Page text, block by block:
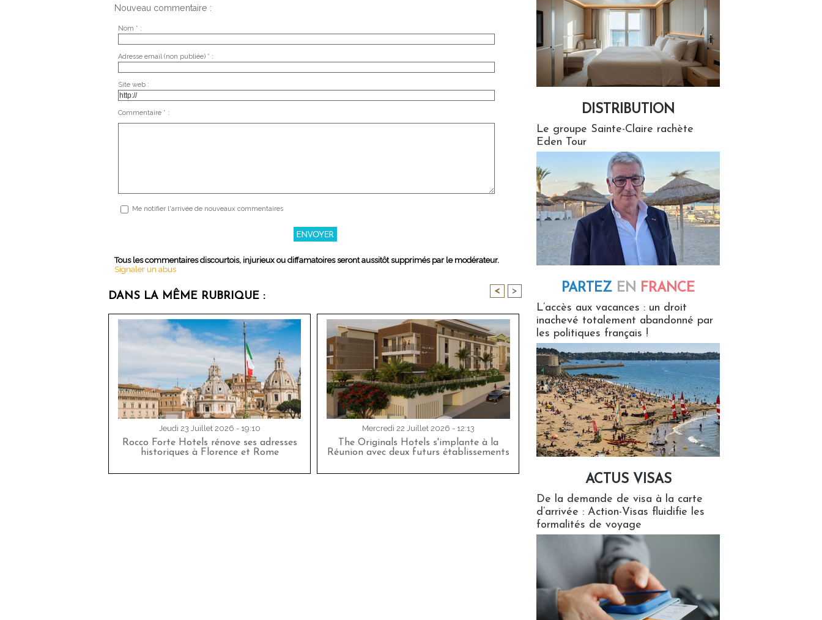
Nouveau commentaire :
Nom * :
Adresse email (non publiée) * :
Site web :
Commentaire * :
Me notifier l'arrivée de nouveaux commentaires
Tous les commentaires discourtois, injurieux ou diffamatoires seront aussitôt supprimés par le modérateur.
Signaler un abus
DANS LA MÊME RUBRIQUE : < >
Jeudi 23 Juillet 2026 - 19:10
Rocco Forte Hotels rénove ses adresses
historiques à Florence et Rome
Mercredi 22 Juillet 2026 - 12:13
The Originals Hotels s'implante à la
Réunion avec deux futurs établissements
DISTRIBUTION
Le groupe Sainte-Claire rachète
Eden Tour
PARTEZ EN FRANCE
L’accès aux vacances : un droit
inachevé totalement abandonné par
les politiques français !
ACTUS VISAS
De la demande de visa à la carte
d’arrivée : Action-Visas fluidifie les
formalités de voyage